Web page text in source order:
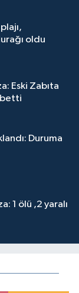
oldu
Eski Zabıta
Duruma
1 ölü ,2 yaralı